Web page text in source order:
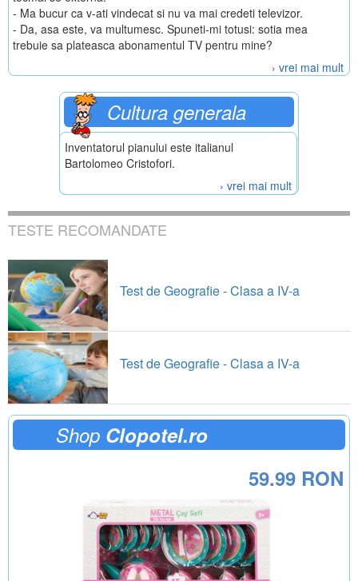
- Ma bucur ca v-ati vindecat si nu va mai credeti televizor.
- Da, asa este, va multumesc. Spuneti-mi totusi: sotia mea
trebuie sa plateasca abonamentul TV pentru mine?
› vrei mai mult
Cultura generala
Inventatorul pianului este italianul
Bartolomeo Cristofori.
› vrei mai mult
TESTE RECOMANDATE
Test de Geografie - Clasa a IV-a
Test de Geografie - Clasa a IV-a
Shop Clopotel.ro
59.99 RON